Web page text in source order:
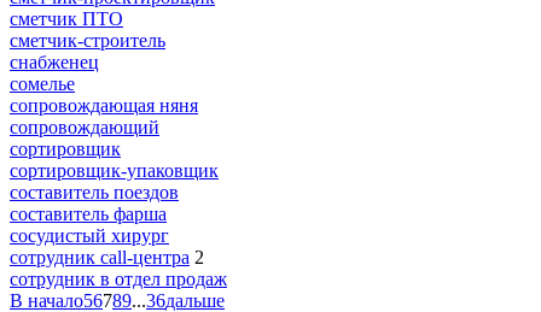
сметчик ПТО
сметчик-строитель
снабженец
сомелье
сопровождающая няня
сопровождающий
сортировщик
сортировщик-упаковщик
составитель поездов
составитель фарша
сосудистый хирург
сотрудник call-центра 2
сотрудник в отдел продаж
В начало56789...36дальше